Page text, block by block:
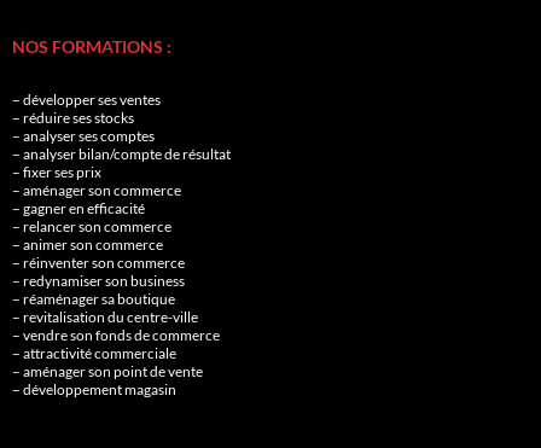
NOS FORMATIONS :
– développer ses ventes
– réduire ses stocks
– analyser ses comptes
– analyser bilan/compte de résultat
– fixer ses prix
– aménager son commerce
– gagner en efficacité
– relancer son commerce
– animer son commerce
– réinventer son commerce
– redynamiser son business
– réaménager sa boutique
– revitalisation du centre-ville
– vendre son fonds de commerce
– attractivité commerciale
– aménager son point de vente
– développement magasin